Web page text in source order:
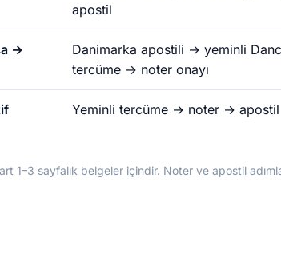
apostil
→
Danimarka apostili → yeminli
tercüme → noter onayı
Yeminli tercüme → noter → apostil
1–3 sayfalık belgeler içindir. Noter ve apostil